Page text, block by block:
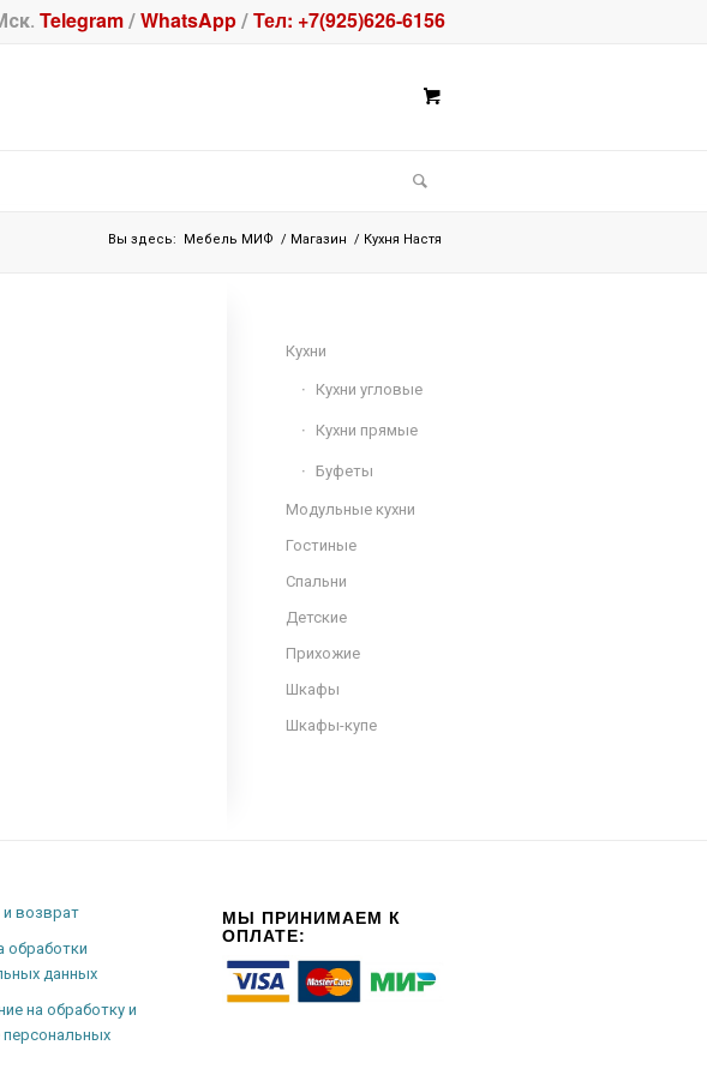
Telegram / WhatsApp / Тел: +7(925)626-6156
Вы здесь: Мебель МИФ / Магазин / Кухня Настя
Кухни
Кухни угловые
Кухни прямые
Буфеты
Модульные кухни
Гостиные
Спальни
Детские
Прихожие
Шкафы
Шкафы-купе
и возврат
обработки
данных
на обработку и
персональных
МЫ ПРИНИМАЕМ К
ОПЛАТЕ: